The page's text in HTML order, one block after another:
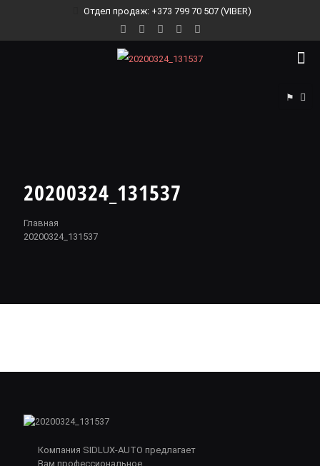
Отдел продаж: +373 799 70 507 (VIBER)
⚑
20200324_131537
Главная
20200324_131537
Компания SIDLUX-AUTO предлагает
Вам профессиональное